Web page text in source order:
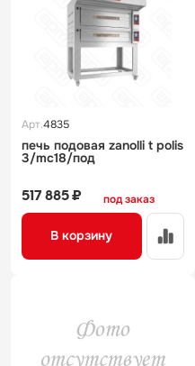
Арт.4835
печь подовая zanolli t polis
3/mc18/под
под заказ
517 885 ₽
В корзину